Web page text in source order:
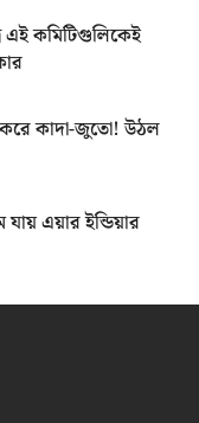
কমিটিগুলিকেই
করে কাদা-জুতো! উঠল
এয়ার ইন্ডিয়ার